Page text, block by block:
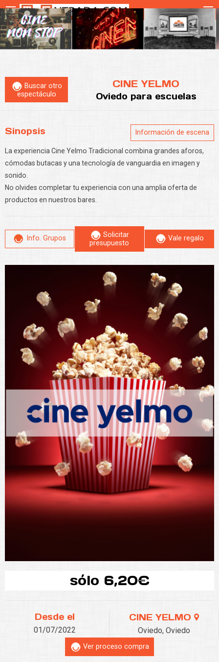
Buscar otro
espectáculo
CINE YELMO
Oviedo para escuelas
Sinopsis Información de escena
Leer más
La experiencia Cine Yelmo Tradicional combina grandes aforos,
cómodas butacas y una tecnología de vanguardia en imagen y
sonido.
No olvides completar tu experiencia con una amplia oferta de
productos en nuestros bares.
Info. Grupos
Solicitar
presupuesto
Vale regalo
sólo 6,20€
Desde el
01/07/2022
CINE YELMO
Oviedo, Oviedo
Ver proceso compra